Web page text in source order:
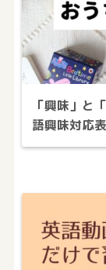
「興味」と
語興味対応